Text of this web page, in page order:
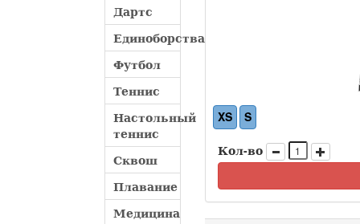
Дартс
Единоборства
Футбол
Теннис
Настольный
теннис
Сквош
Плавание
Медицина
XS S
Кол-во